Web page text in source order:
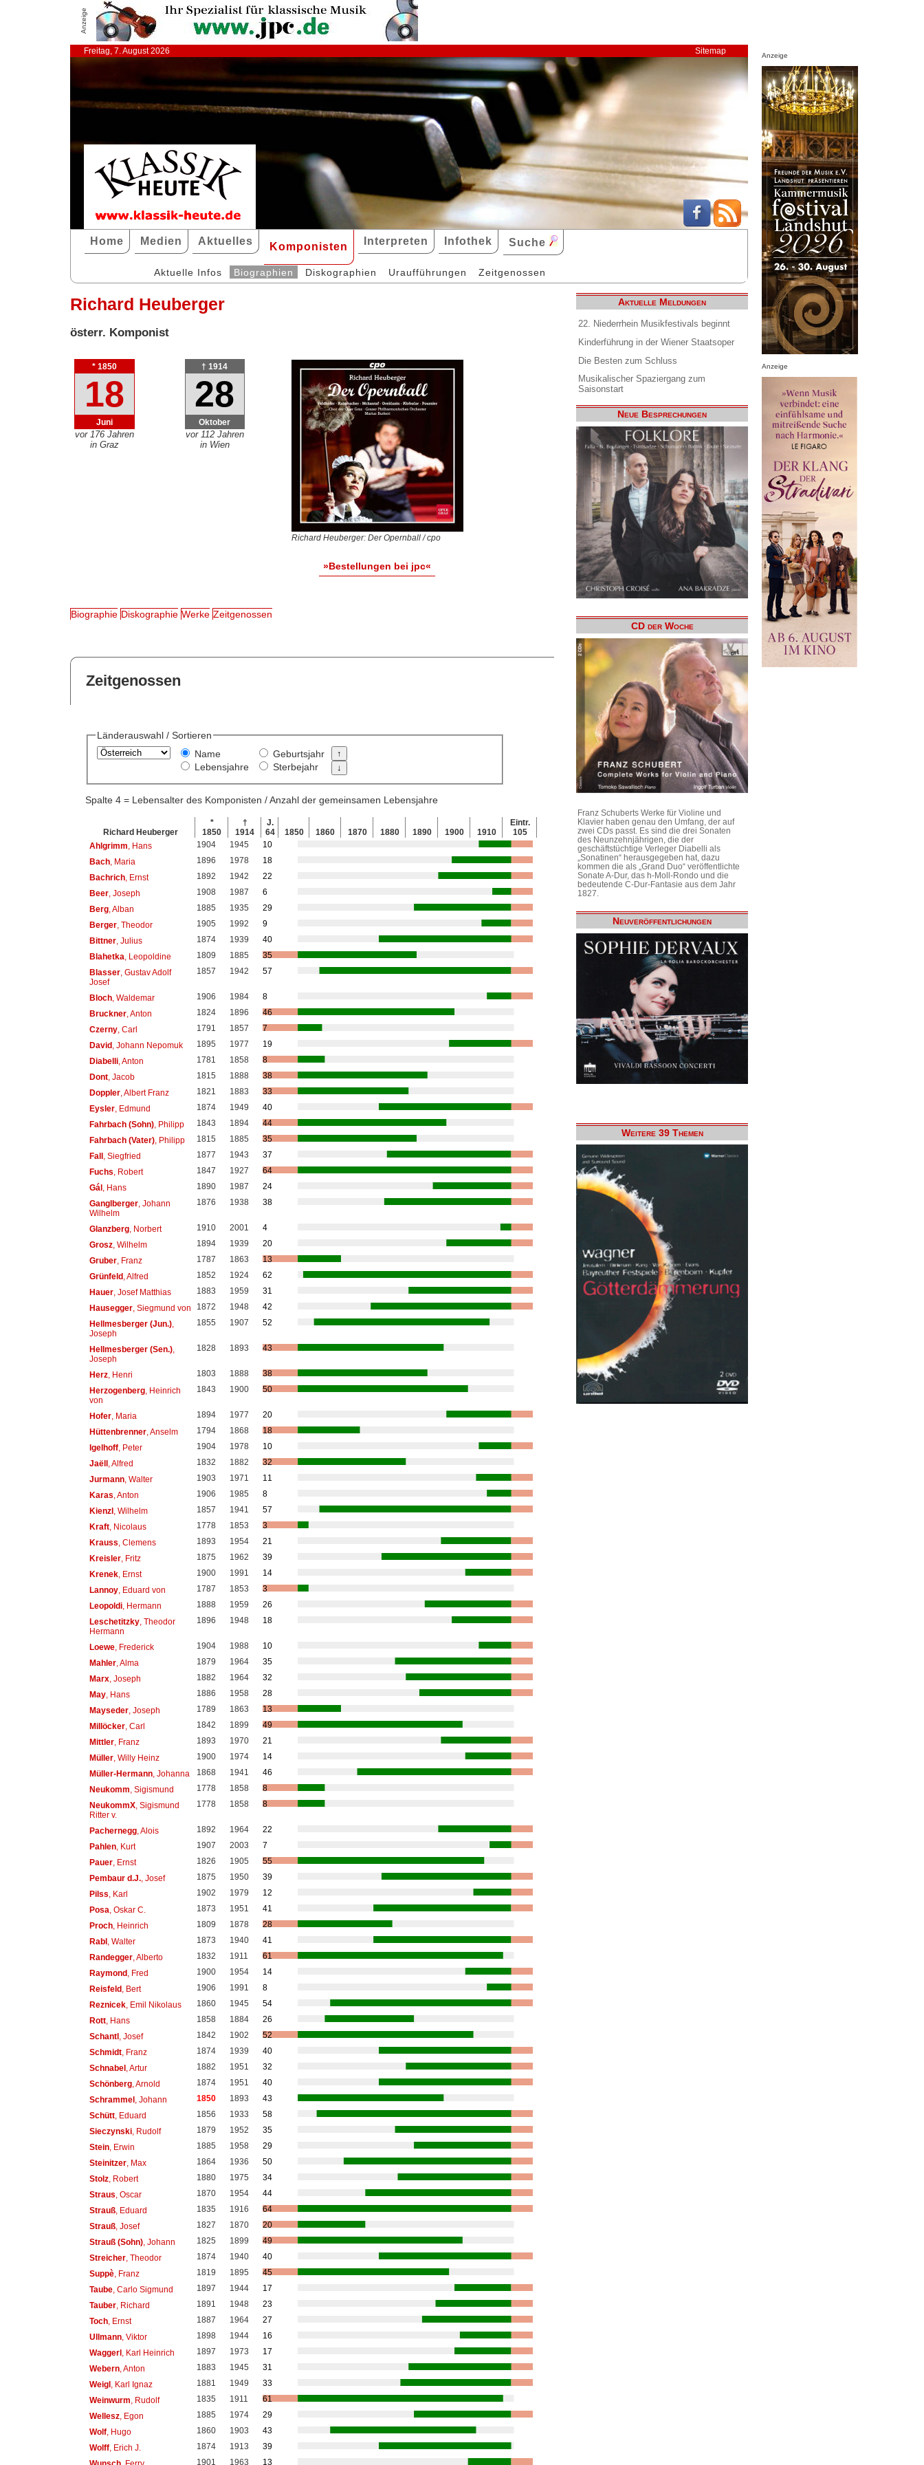
Anzeige
Freitag, 7. August 2026 Sitemap
Home Medien Aktuelles Komponisten Interpreten Infothek Suche
Aktuelle Infos Biographien Diskographien Uraufführungen Zeitgenossen
Richard Heuberger
österr. Komponist
* 1850
18
Juni
vor 176 Jahren
in Graz
† 1914
28
Oktober
vor 112 Jahren
in Wien
Richard Heuberger: Der Opernball / cpo
»Bestellungen bei jpc«
Biographie Diskographie Werke Zeitgenossen
Zeitgenossen
Länderauswahl / Sortieren
Name
Lebensjahre
Geburtsjahr
Sterbejahr
Spalte 4 = Lebensalter des Komponisten / Anzahl der gemeinsamen Lebensjahre
Richard Heuberger
*
1850
†
1914
J.
64
1850 1860 1870 1880 1890 1900 1910
Eintr.
105
Ahlgrimm, Hans 1904 1945
10
Bach, Maria 1896 1978
18
Bachrich, Ernst 1892 1942
22
Beer, Joseph 1908 1987
6
Berg, Alban 1885 1935
29
Berger, Theodor 1905 1992
9
Bittner, Julius 1874 1939
40
Blahetka, Leopoldine 1809 1885
35
Blasser, Gustav Adolf
Josef
1857 1942 57
Bloch, Waldemar 1906 1984
8
Bruckner, Anton 1824 1896
46
Czerny, Carl 1791 1857
7
David , Johann Nepomuk 1895 1977
19
Diabelli, Anton 1781 1858
8
Dont, Jacob 1815 1888
38
Doppler, Albert Franz 1821 1883
33
Eysler, Edmund 1874 1949
40
Fahrbach (Sohn), Philipp 1843 1894
44
Fahrbach (Vater), Philipp 1815 1885
35
Fall , Siegfried 1877 1943
37
Fuchs, Robert 1847 1927
64
Gál , Hans 1890 1987
24
Ganglberger, Johann
Wilhelm
1876 1938 38
Glanzberg, Norbert 1910 2001
4
Grosz, Wilhelm 1894 1939
20
Gruber, Franz 1787 1863
13
Grünfeld , Alfred 1852 1924
62
Hauer, Josef Matthias 1883 1959
31
Hausegger, Siegmund von 1872 1948
42
Hellmesberger (Jun.),
Joseph
1855 1907 52
Hellmesberger (Sen.),
Joseph
1828 1893 43
Herz, Henri 1803 1888
38
Herzogenberg, Heinrich
von
1843 1900 50
Hofer, Maria 1894 1977
20
Hüttenbrenner, Anselm 1794 1868
18
Igelhoff, Peter 1904 1978
10
Jaëll , Alfred 1832 1882
32
Jurmann, Walter 1903 1971
11
Karas, Anton 1906 1985
8
Kienzl , Wilhelm 1857 1941
57
Kraft, Nicolaus 1778 1853
3
Krauss, Clemens 1893 1954
21
Kreisler, Fritz 1875 1962
39
Krenek, Ernst 1900 1991
14
Lannoy, Eduard von 1787 1853
3
Leopoldi, Hermann 1888 1959
26
Leschetitzky, Theodor
Hermann
1896 1948 18
Loewe, Frederick 1904 1988
10
Mahler, Alma 1879 1964
35
Marx, Joseph 1882 1964
32
May, Hans 1886 1958
28
Mayseder, Joseph 1789 1863
13
Millöcker, Carl 1842 1899
49
Mittler, Franz 1893 1970
21
Müller, Willy Heinz 1900 1974
14
Müller-Hermann, Johanna 1868 1941
46
Neukomm, Sigismund 1778 1858
8
NeukommX, Sigismund
Ritter v.
1778 1858 8
Pachernegg, Alois 1892 1964
22
Pahlen, Kurt 1907 2003
7
Pauer, Ernst 1826 1905
55
Pembaur d.J., Josef 1875 1950
39
Pilss, Karl 1902 1979
12
Posa, Oskar C. 1873 1951
41
Proch, Heinrich 1809 1878
28
Rabl , Walter 1873 1940
41
Randegger, Alberto 1832 1911
61
Raymond , Fred 1900 1954
14
Reisfeld , Bert 1906 1991
8
Reznicek, Emil Nikolaus 1860 1945
54
Rott, Hans 1858 1884
26
Schantl , Josef 1842 1902
52
Schmidt, Franz 1874 1939
40
Schnabel , Artur 1882 1951
32
Schönberg, Arnold 1874 1951
40
Schrammel , Johann 1850 1893
43
Schütt, Eduard 1856 1933
58
Sieczynski, Rudolf 1879 1952
35
Stein, Erwin 1885 1958
29
Steinitzer, Max 1864 1936
50
Stolz, Robert 1880 1975
34
Straus, Oscar 1870 1954
44
Strauß, Eduard 1835 1916
64
Strauß, Josef 1827 1870
20
Strauß (Sohn), Johann 1825 1899
49
Streicher, Theodor 1874 1940
40
Suppè, Franz 1819 1895
45
Taube, Carlo Sigmund 1897 1944
17
Tauber, Richard 1891 1948
23
Toch, Ernst 1887 1964
27
Ullmann, Viktor 1898 1944
16
Waggerl , Karl Heinrich 1897 1973
17
Webern, Anton 1883 1945
31
Weigl , Karl Ignaz 1881 1949
33
Weinwurm, Rudolf 1835 1911
61
Wellesz, Egon 1885 1974
29
Wolf, Hugo 1860 1903
43
Wolff, Erich J. 1874 1913
39
1901 1963 13
Aktuelle Meldungen
22. Niederrhein Musikfestivals beginnt
Kinderführung in der Wiener Staatsoper
Die Besten zum Schluss
Musikalischer Spaziergang zum
Saisonstart
Neue Besprechungen
CD der Woche
Franz Schuberts Werke für Violine und
Klavier haben genau den Umfang, der auf
zwei CDs passt. Es sind die drei Sonaten
des Neunzehnjährigen, die der
geschäftstüchtige Verleger Diabelli als
„Sonatinen“ herausgegeben hat, dazu
kommen die als „Grand Duo“ veröffentlichte
Sonate A-Dur, das h-Moll-Rondo und die
bedeutende C-Dur-Fantasie aus dem Jahr
1827.
Neuveröffentlichungen
Weitere 39 Themen
Anzeige
Anzeige